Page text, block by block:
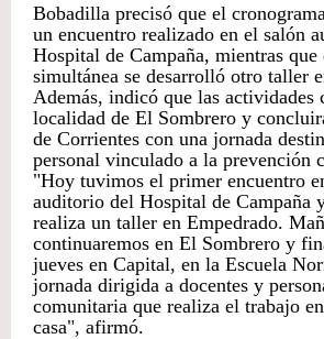
Bobadilla precisó que el
un encuentro realizado en el salón
Hospital de Campaña, mientras que
simultánea se desarrolló otro taller
Además, indicó que las actividades
localidad de El Sombrero y
de Corrientes con una jornada
personal vinculado a la prevención
"Hoy tuvimos el primer encuentro
auditorio del Hospital de Campaña
realiza un taller en Empedrado.
continuaremos en El Sombrero y
jueves en Capital, en la Escuela
jornada dirigida a docentes y
comunitaria que realiza el trabajo
casa", afirmó.